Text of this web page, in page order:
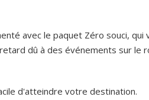
avec le paquet Zéro souci, qui
dû à des événements sur le
d'atteindre votre destination.